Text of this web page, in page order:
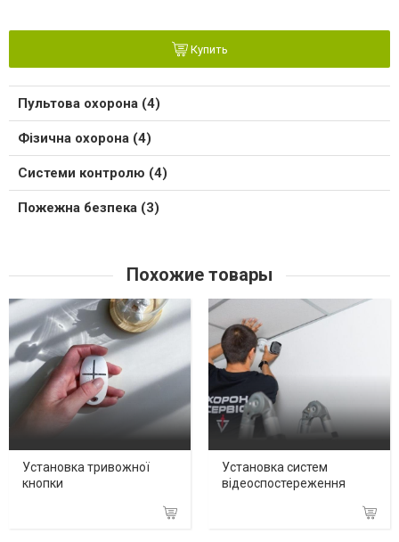
Купить
Пультова охорона (4)
Фізична охорона (4)
Системи контролю (4)
Пожежна безпека (3)
Похожие товары
Установка тривожної
кнопки
Установка систем
відеоспостереження